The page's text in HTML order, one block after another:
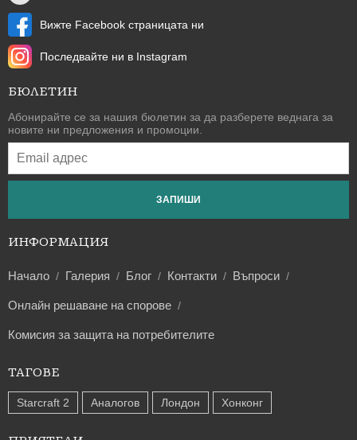
Вижте Facebook страницата ни
Последвайте ни в Instagram
БЮЛЕТИН
Абонирайте се за нашия бюлетин за да разберете веднага за
новите ни предложения и промоции.
ЗАПИШИ
ИНФОРМАЦИЯ
Начало Галерия Блог Контакти Въпроси
Онлайн решаване на спорове
Комисия за защита на потребителите
ТАГОВЕ
Starcraft 2 Аналогов Лондон Хонконг